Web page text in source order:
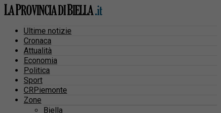
Ultime notizie
Cronaca
Attualità
Economia
Politica
Sport
CRPiemonte
Zone
Biella